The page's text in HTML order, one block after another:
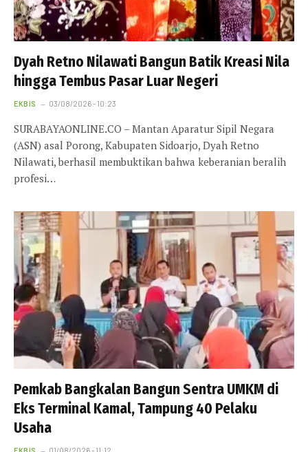
Dyah Retno Nilawati Bangun Batik Kreasi Nila
hingga Tembus Pasar Luar Negeri
EKBIS 03/08/2026 - 10:23
SURABAYAONLINE.CO – Mantan Aparatur Sipil Negara
(ASN) asal Porong, Kabupaten Sidoarjo, Dyah Retno
Nilawati, berhasil membuktikan bahwa keberanian beralih
profesi…
Pemkab Bangkalan Bangun Sentra UMKM di
Eks Terminal Kamal, Tampung 40 Pelaku
Usaha